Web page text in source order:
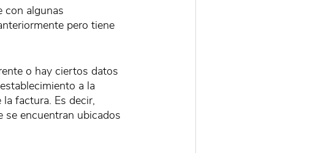
con algunas
pero tiene
o hay ciertos datos
a la
factura. Es decir,
encuentran ubicados